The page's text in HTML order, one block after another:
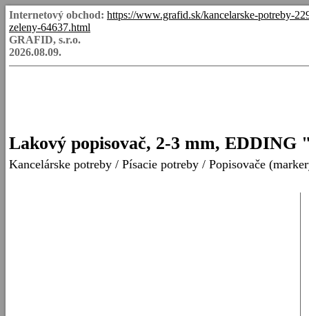
Internetový obchod: https://www.grafid.sk/kancelarske-potreby-
zeleny-64637.html
GRAFID, s.r.o.
2026.08.09.
Lakový popisovač, 2-3 mm, EDDING
Kancelárske potreby / Písacie potreby / Popisovače